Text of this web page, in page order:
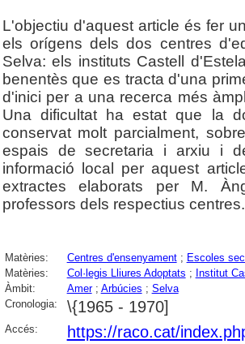
L'objectiu d'aquest article és fer
els orígens dels dos centres
Selva: els instituts Castell
benentès que es tracta d'una
d'inici per a una recerca més
Una dificultat ha estat que la
conservat molt parcialment,
espais de secretaria i arxiu i
informació local per aquest
extractes elaborats per M.
professors dels respectius centres.
Matèries: Centres d'ensenyament; Escoles
Matèries:
Col·legis Lliures Adoptats ; Institut
Àmbit:
Amer; Arbúcies ; Selva
Cronologia:
\{1965 - 1970]
Accés: https://raco.cat/